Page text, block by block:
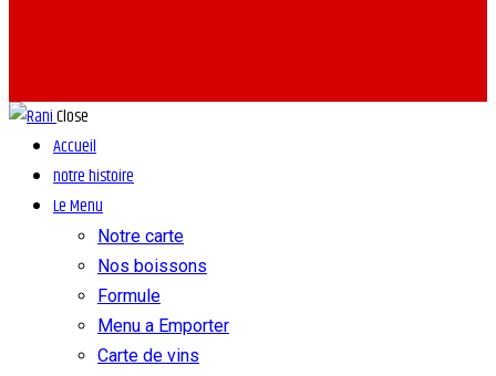
Close
Accueil
notre histoire
Le Menu
Notre carte
Nos boissons
Formule
Menu a Emporter
Carte de vins